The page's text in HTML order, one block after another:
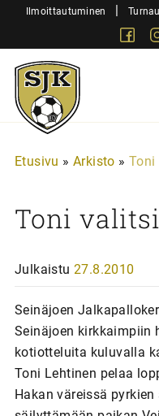
SiirryIlmoittautuminen |
Sjk-
Juniorit
Etusivu » Arkisto » Toni
Toni
Julkaistu 27.8.2010
Seinäjoen
Seinäjoen kirkkaimpiin
kotiotteluita kuluvalla
Toni Lehtinen pelaa
Hakan väreissä